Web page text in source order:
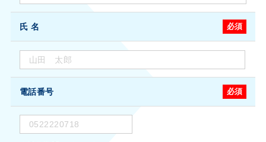
氏 名 必須
電話番号 必須